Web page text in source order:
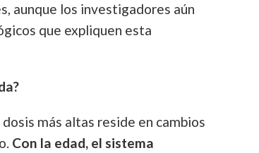
aunque los investigadores aún
que expliquen esta
más altas reside en cambios
Con la edad, el sistema